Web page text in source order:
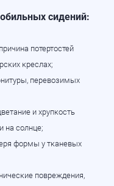
сидений:
потертостей
креслах;
перевозимых
и хрупкость
на солнце;
формы у тканевых
повреждения,